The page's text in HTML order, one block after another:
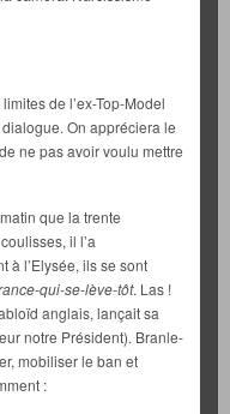
de l’ex-Top-Model
On appréciera le
ne pas avoir voulu mettre
que la trente
il l’a
à l’Elysée, ils se sont
qui-se-lève-tôt. Las !
anglais, lançait sa
notre Président). Branle-
mobiliser le ban et
: